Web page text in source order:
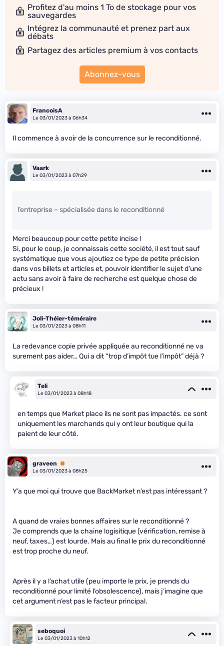
Profitez d'au moins 1 To de stockage pour vos
sauvegardes
Intégrez la communauté et prenez part aux
débats
Partagez des articles premium à vos contacts
Abonnez-vous
FrancoisA
Le 03/01/2023 à 06h34
Il commence à avoir de la concurrence sur le reconditionné.
Vaark
Le 03/01/2023 à 07h29
l’entreprise – spécialisée dans le reconditionné
Merci beaucoup pour cette petite incise !
Si, pour le coup, je connaissais cette société, il est tout sauf
systématique que vous ajoutiez ce type de petite précision
dans vos billets et articles et, pouvoir identifier le sujet d’une
actu sans avoir à faire de recherche est quelque chose de
précieux !
Joli-Théier-téméraire
Le 03/01/2023 à 08h11
La redevance copie privée appliquée au reconditionné ne va
surement pas aider… Qui a dit “trop d’impôt tue l’impôt” déjà ?
Teli
Le 03/01/2023 à 08h18
en temps que Market place ils ne sont pas impactés. ce sont
uniquement les marchands qui y ont leur boutique qui la
paient de leur côté.
graveen
Premium
Le 03/01/2023 à 08h25
Y’a que moi qui trouve que BackMarket n’est pas intéressant ?
A quand de vraies bonnes affaires sur le reconditionné ?
Je comprends que la chaine logisitique (vérification, remise à
neuf, taxes…) est lourde. Mais au final le prix du reconditionné
est trop proche du neuf.
Après il y a l’achat utile (peu importe le prix, je prends du
reconditionné pour limité l’obsolescence), mais j’imagine que
cet argument n’est pas le facteur principal.
seboquoi
Le 03/01/2023 à 10h12